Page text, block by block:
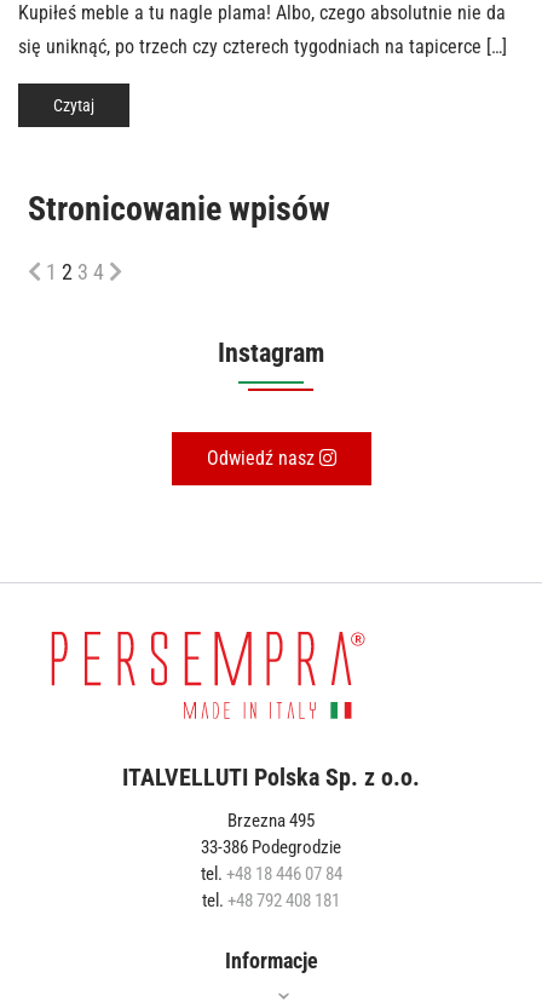
Kupiłeś meble a tu nagle plama! Albo, czego absolutnie nie da
się uniknąć, po trzech czy czterech tygodniach na tapicerce […]
Czytaj
Stronicowanie wpisów
1 2 3 4
Instagram
Odwiedź nasz
ITALVELLUTI Polska Sp. z o.o.
Brzezna 495
33-386 Podegrodzie
tel. +48 18 446 07 84
tel. +48 792 408 181
Informacje